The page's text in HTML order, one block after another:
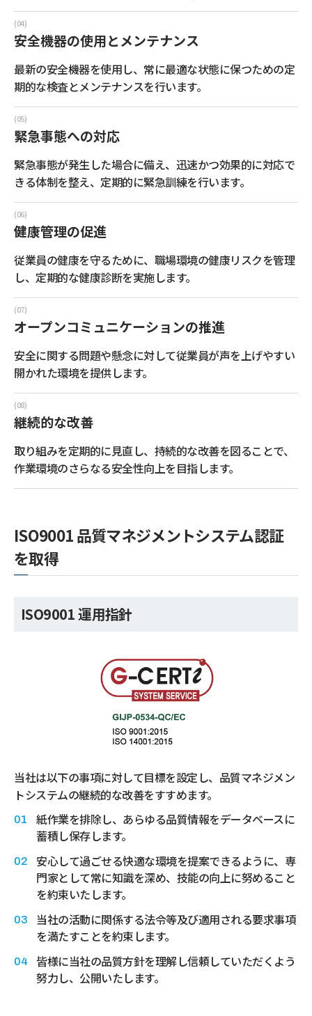
安全機器の使用とメンテナンス
最新の安全機器を使用し、常に最適な状態に保つための定
期的な検査とメンテナンスを行います。
緊急事態への対応
緊急事態が発生した場合に備え、迅速かつ効果的に対応で
きる体制を整え、定期的に緊急訓練を行います。
健康管理の促進
従業員の健康を守るために、職場環境の健康リスクを管理
し、定期的な健康診断を実施します。
オープンコミュニケーションの推進
安全に関する問題や懸念に対して従業員が声を上げやすい
開かれた環境を提供します。
継続的な改善
取り組みを定期的に見直し、持続的な改善を図ることで、
作業環境のさらなる安全性向上を目指します。
ISO9001 品質マネジメントシステム認証
を取得
ISO9001 運用指針
当社は以下の事項に対して目標を設定し、品質マネジメン
トシステムの継続的な改善をすすめます。
紙作業を排除し、あらゆる品質情報をデータベースに
蓄積し保存します。
安心して過ごせる快適な環境を提案できるように、専
門家として常に知識を深め、技能の向上に努めること
を約束いたします。
当社の活動に関係する法令等及び適用される要求事項
を満たすことを約束します。
皆様に当社の品質方針を理解し信頼していただくよう
努力し、公開いたします。